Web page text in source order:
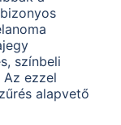
színbeli
ezzel
alapvető